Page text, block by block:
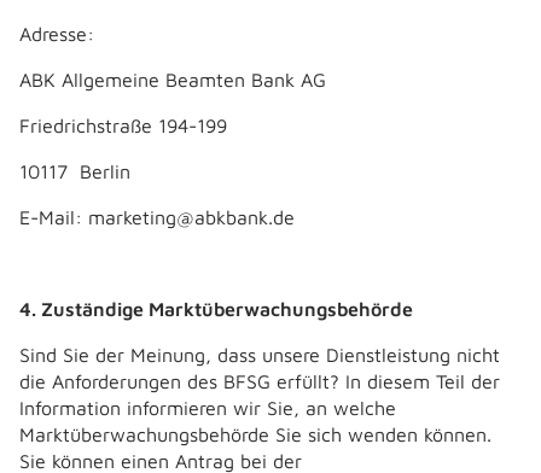
Adresse:
ABK Allgemeine Beamten Bank AG
Friedrichstraße 194-199
10117 Berlin
E-Mail: marketing@abkbank.de
4. Zuständige Marktüberwachungsbehörde
Sind Sie der Meinung, dass unsere Dienstleistung nicht
die Anforderungen des BFSG erfüllt? In diesem Teil der
Information informieren wir Sie, an welche
Marktüberwachungsbehörde Sie sich wenden können.
Sie können einen Antrag bei der